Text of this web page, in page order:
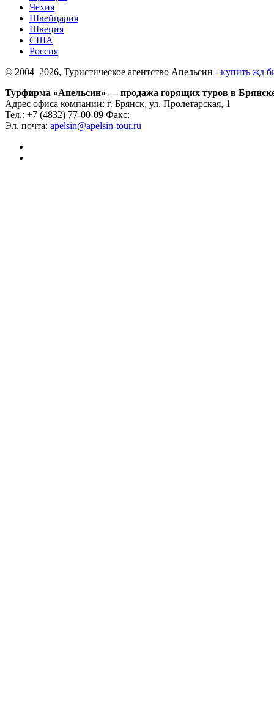
Чехия
Швейцария
Швеция
США
Россия
© 2004–2026, Туристическое агентство Апельсин - купить жд
Турфирма «Апельсин» — продажа горящих туров в
Адрес офиса компании: г. Брянск, ул. Пролетарская, 1
Тел.: +7 (4832) 77-00-09 Факс:
Эл. почта: apelsin@apelsin-tour.ru